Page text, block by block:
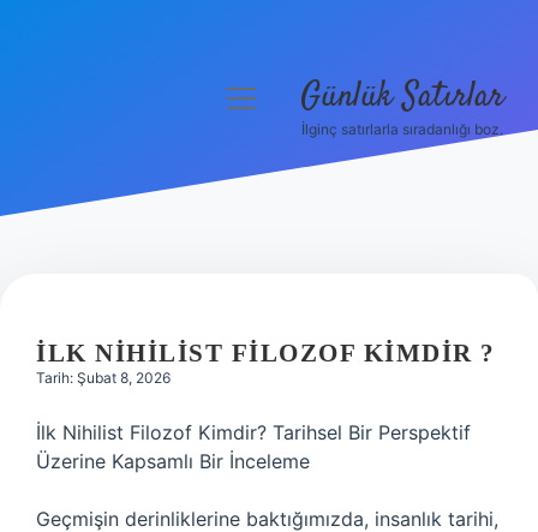
Hakkımızda
menüyü Günlük Satırlar
İlginç satırlarla sıradanlığı boz.
İLK NIHILIST FILOZOF KIMDIR ?
Tarih: Şubat 8, 2026
İlk Nihilist Filozof Kimdir? Tarihsel Bir Perspektif
Üzerine Kapsamlı Bir İnceleme
Geçmişin derinliklerine baktığımızda, insanlık tarihi,